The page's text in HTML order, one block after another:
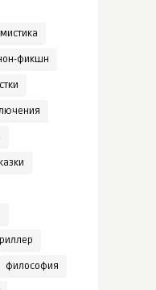
мистика
фикшн
философия